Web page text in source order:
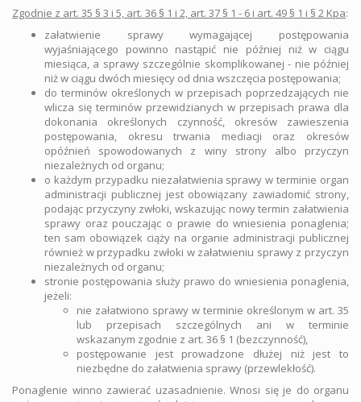
Zgodnie z art. 35 § 3 i 5, art. 36 § 1 i 2, art. 37 § 1 - 6 i art. 49 § 1 i § 2 Kpa:
załatwienie sprawy wymagającej postępowania
wyjaśniającego powinno nastąpić nie później niż w ciągu
miesiąca, a sprawy szczególnie skomplikowanej - nie później
niż w ciągu dwóch miesięcy od dnia wszczęcia postępowania;
do terminów określonych w przepisach poprzedzających nie
wlicza się terminów przewidzianych w przepisach prawa dla
dokonania określonych czynność, okresów zawieszenia
postępowania, okresu trwania mediacji oraz okresów
opóźnień spowodowanych z winy strony albo przyczyn
niezależnych od organu;
o każdym przypadku niezałatwienia sprawy w terminie organ
administracji publicznej jest obowiązany zawiadomić strony,
podając przyczyny zwłoki, wskazując nowy termin załatwienia
sprawy oraz pouczając o prawie do wniesienia ponaglenia;
ten sam obowiązek ciąży na organie administracji publicznej
również w przypadku zwłoki w załatwieniu sprawy z przyczyn
niezależnych od organu;
stronie postępowania służy prawo do wniesienia ponaglenia,
jeżeli:
nie załatwiono sprawy w terminie określonym w art. 35
lub przepisach szczególnych ani w terminie
wskazanym zgodnie z art. 36 § 1 (bezczynność),
postępowanie jest prowadzone dłużej niż jest to
niezbędne do załatwienia sprawy (przewlekłość).
Ponaglenie winno zawierać uzasadnienie. Wnosi się je do organu